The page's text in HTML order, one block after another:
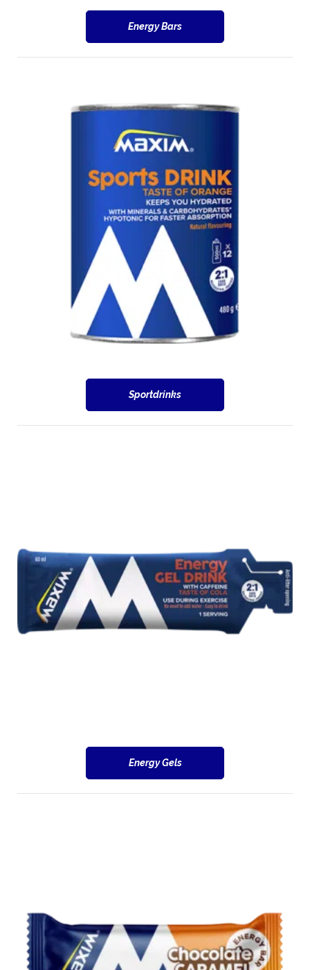
Energy Bars
Sportdrinks
Energy Gels